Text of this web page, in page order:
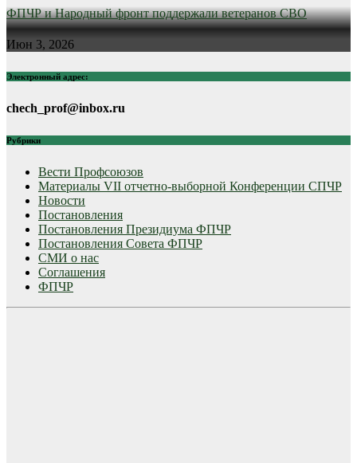
ФПЧР и Народный фронт поддержали ветеранов СВО
Июн 3, 2026
Электронный адрес:
chech_prof@inbox.ru
Рубрики
Вести Профсоюзов
Материалы VII отчетно-выборной Конференции СПЧР
Новости
Постановления
Постановления Президиума ФПЧР
Постановления Совета ФПЧР
СМИ о нас
Соглашения
ФПЧР